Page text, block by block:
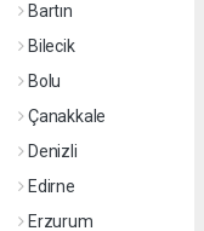
Bartın
Bilecik
Bolu
Çanakkale
Denizli
Edirne
Erzurum